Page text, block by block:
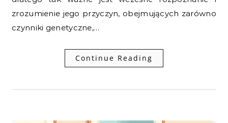
zrozumienie jego przyczyn, obejmujących zarówno
czynniki genetyczne,…
Continue Reading